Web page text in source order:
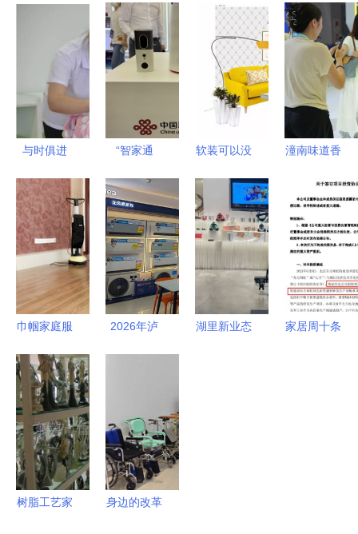
与时俱进
2018年吉
林省家庭服
务职业技能
大赛圆满闭
幕
“智家通
庭机器人火
种，融合创
新破局智能
烦恼
软装可以没
决不能没有
格调
潼南味道香
21家企业携
特色产品共
展未列明居
民服务业风
采
巾帼家庭服
节中的专业
与温度
2026年泸
牌推荐
湖里新业态
家居周十条
树脂工艺家
身边的改革